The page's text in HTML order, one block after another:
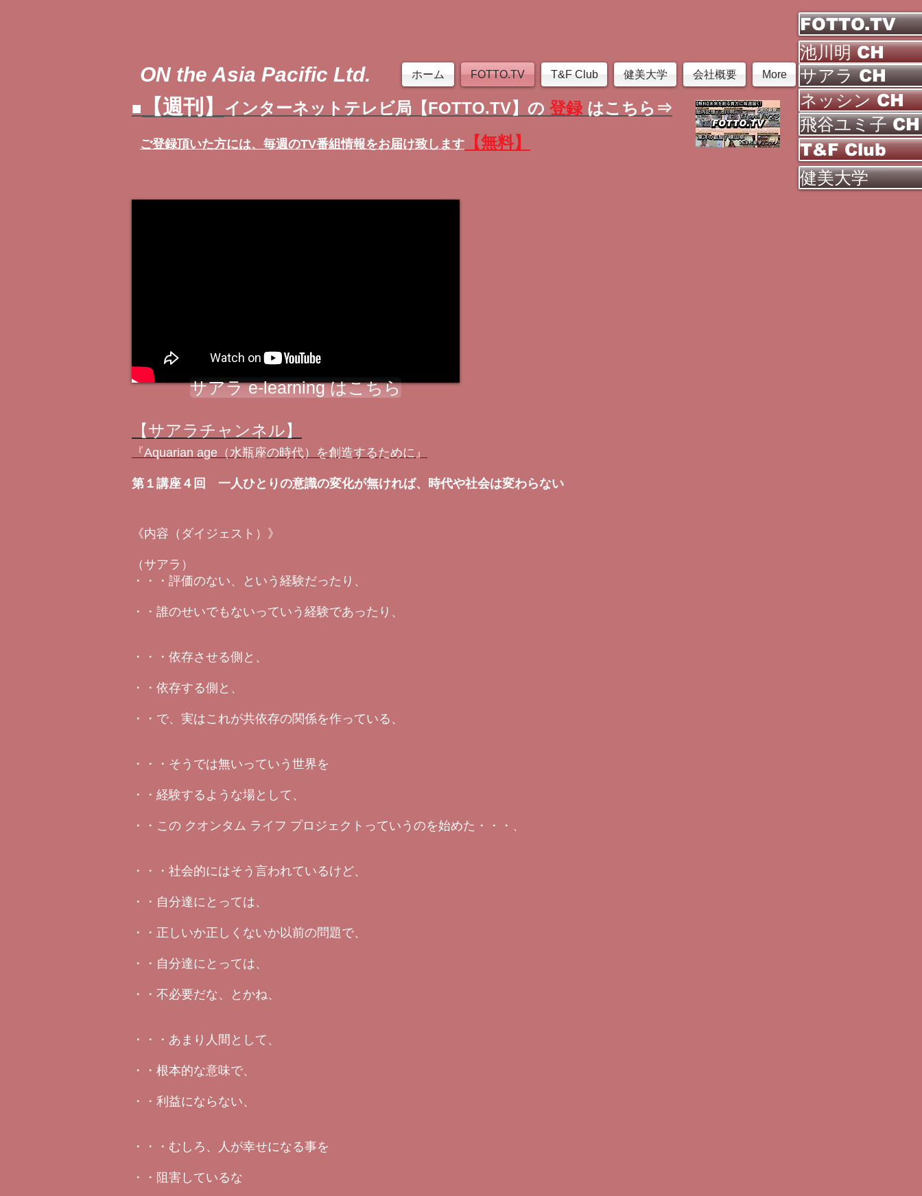
FOTTO.TV
池川明 CH
ON the Asia Pacific Ltd. ホーム FOTTO.TV T&F Club 健美大学 会社概要 More
■ 【週刊】 インターネットテレビ局【FOTTO.TV】の 登録 はこちら⇒
ご登録頂いた方には、 毎週のTV番組情報をお届け致します 【無料】
サアラ CH
ネッシン CH
飛谷ユミ子 CH
T&F Club
健美大学
サアラ e-learning はこちら
【サアラチャンネル】
『Aquarian age（水瓶座の時代）を創造するために』
第１講座４回 一人ひとりの意識の変化が無ければ、時代や社会は変わらない
《内容（ダイジェスト）》
（サアラ）
・・・評価のない、という経験だったり、
・・誰のせいでもないっていう経験であったり、
・・・依存させる側と、
・・依存する側と、
・・で、実はこれが共依存の関係を作っている、
・・・そうでは無いっていう世界を
・・経験するような場として、
・・この クオンタム ライフ プロジェクトっていうのを始めた・・・、
・・・社会的にはそう言われているけど、
・・自分達にとっては、
・・正しいか正しくないか以前の問題で、
・・自分達にとっては、
・・不必要だな、とかね、
・・・あまり人間として、
・・根本的な意味で、
・・利益にならない、
・・・むしろ、人が幸せになる事を
・・阻害しているな